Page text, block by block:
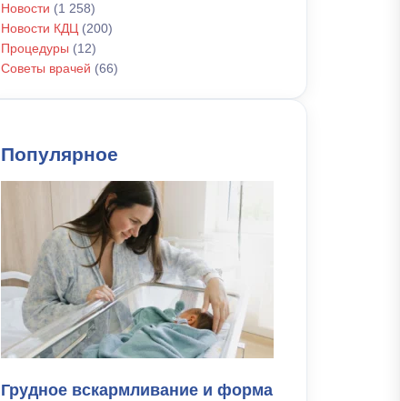
Новости (1 258)
Новости КДЦ (200)
Процедуры (12)
Советы врачей (66)
Популярное
Грудное вскармливание и форма